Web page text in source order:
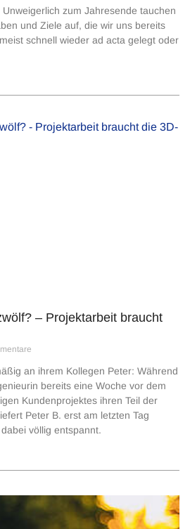
zum Jahresende tauchen
und Ziele auf, die wir uns bereits
schnell wieder ad acta gelegt oder
– Projektarbeit braucht
an ihrem Kollegen Peter: Während
bereits eine Woche vor dem
Kundenprojektes ihren Teil der
Peter B. erst am letzten Tag
völlig entspannt.